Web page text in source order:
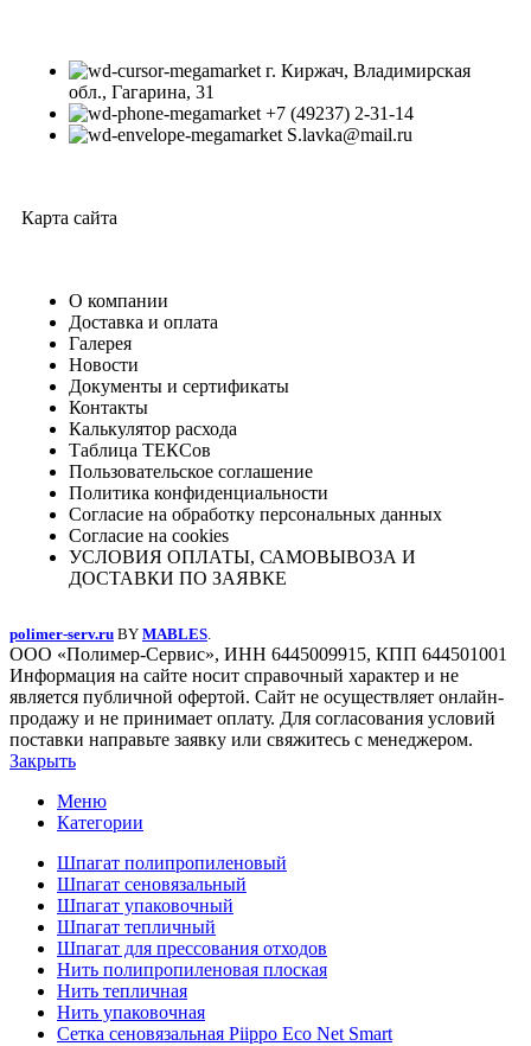
г. Киржач, Владимирская
обл., Гагарина, 31
+7 (49237) 2-31-14
S.lavka@mail.ru
Карта сайта
О компании
Доставка и оплата
Галерея
Новости
Документы и сертификаты
Контакты
Калькулятор расхода
Таблица ТЕКСов
Пользовательское соглашение
Политика конфиденциальности
Согласие на обработку персональных данных
Согласие на cookies
УСЛОВИЯ ОПЛАТЫ, САМОВЫВОЗА И
ДОСТАВКИ ПО ЗАЯВКЕ
polimer-serv.ru BY MABLES.
ООО «Полимер-Сервис», ИНН 6445009915, КПП 644501001
Информация на сайте носит справочный характер и не
является публичной офертой. Сайт не осуществляет онлайн-
продажу и не принимает оплату. Для согласования условий
поставки направьте заявку или свяжитесь с менеджером.
Закрыть
Меню
Категории
Шпагат полипропиленовый
Шпагат сеновязальный
Шпагат упаковочный
Шпагат тепличный
Шпагат для прессования отходов
Нить полипропиленовая плоская
Нить тепличная
Нить упаковочная
Сетка сеновязальная Piippo Eco Net Smart